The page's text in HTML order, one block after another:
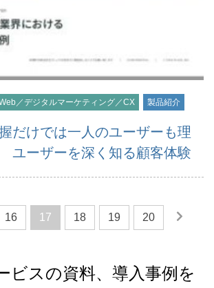
／デジタルマーケティング／CX 製品紹介
だけでは一人のユーザーも理
ユーザーを深く知る顧客体験
16 17 18 19 20
ビスの資料、導入事例を